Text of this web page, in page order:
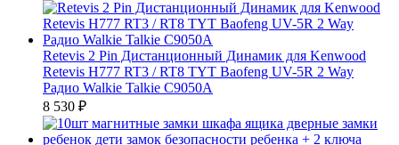
Retevis 2 Pin Дистанционный Динамик для Kenwood
Retevis H777 RT3 / RT8 TYT Baofeng UV-5R 2 Way
Радио Walkie Talkie C9050A
8 530 ₽